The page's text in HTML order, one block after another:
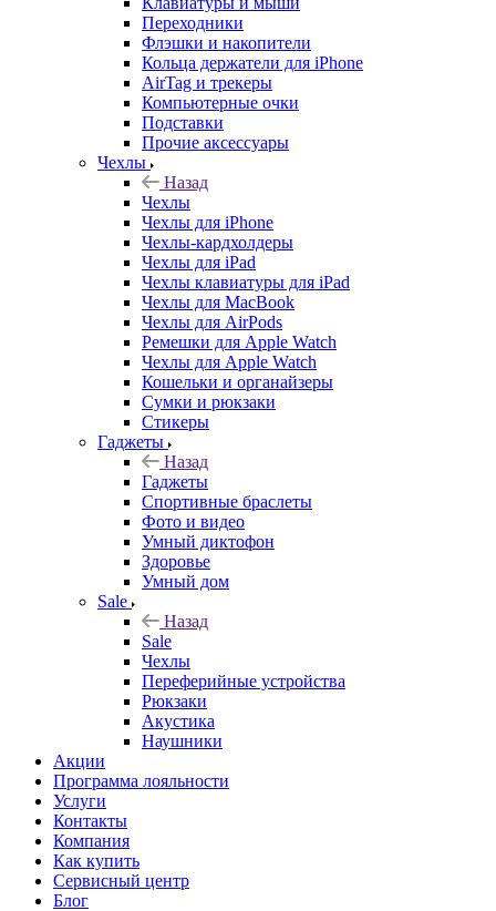
Переходники
Флэшки и накопители
Кольца держатели для iPhone
AirTag и трекеры
Компьютерные очки
Подставки
Прочие аксессуары
Чехлы
Назад
Чехлы
Чехлы для iPhone
Чехлы-кардхолдеры
Чехлы для iPad
Чехлы клавиатуры для iPad
Чехлы для MacBook
Чехлы для AirPods
Ремешки для Apple Watch
Чехлы для Apple Watch
Кошельки и органайзеры
Сумки и рюкзаки
Стикеры
Гаджеты
Назад
Гаджеты
Спортивные браслеты
Фото и видео
Умный диктофон
Здоровье
Умный дом
Sale
Назад
Sale
Чехлы
Переферийные устройства
Рюкзаки
Акустика
Наушники
Акции
Программа лояльности
Услуги
Контакты
Компания
Как купить
Сервисный центр
Блог